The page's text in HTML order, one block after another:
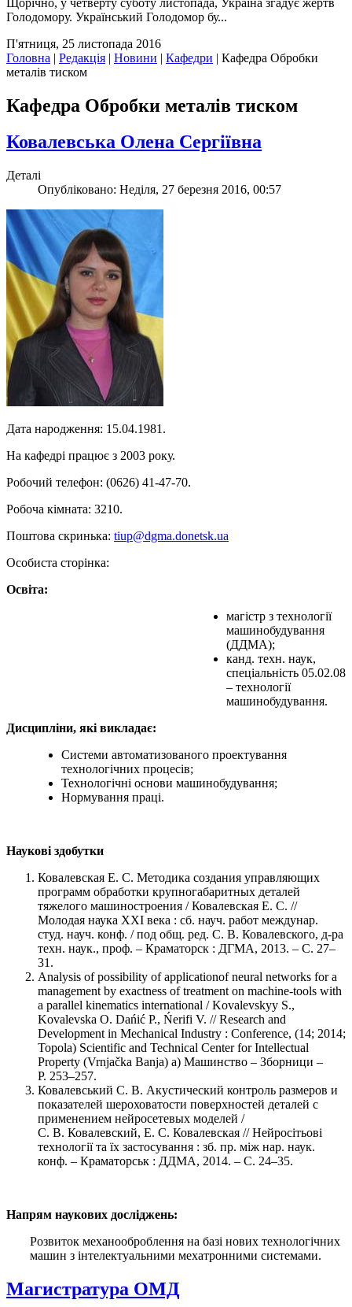
Голодомору. Український Голодомор бу...
П'ятниця, 25 листопада 2016
Головна | Редакція | Новини | Кафедри | Кафедра Обробки
металів тиском
Кафедра Обробки металів тиском
Ковалевська Олена Сергіївна
Деталі
Опубліковано: Неділя, 27 березня 2016, 00:57
Дата народження: 15.04.1981.
На кафедрі працює з 2003 року.
Робочий телефон: (0626) 41-47-70.
Робоча кімната: 3210.
Поштова скринька: tiup@dgma.donetsk.ua
Особиста сторінка:
Освіта:
магістр з технології
машинобудування
(ДДМА);
канд. техн. наук,
спеціальність 05.02.08
– технології
машинобудування.
Дисципліни, які викладає:
Системи автоматизованого проектування
технологічних процесів;
Технологічні основи машинобудування;
Нормування праці.
Наукові здобутки
Ковалевская Е. С. Методика создания управляющих
программ обработки крупногабаритных деталей
тяжелого машиностроения / Ковалевская Е. С. //
Молодая наука XXI века : сб. науч. работ междунар.
студ. науч. конф. / под общ. ред. С. В. Ковалевского, д-ра
техн. наук., проф. – Краматорск : ДГМА, 2013. – С. 27–
31.
Analysis of possibility of applicationof neural networks for a
management by exactness of treatment on machine-tools with
a parallel kinematics international / Kovalevskyy S.,
Kovalevska O. Dańić P., Ńerifi V. // Research and
Development in Mechanical Industry : Conference, (14; 2014;
Topola) Scientific and Technical Center for Intellectual
Property (Vrnjačka Banja) a) Машинство – Зборници –
Р. 253–257.
Ковалевський С. В. Акустический контроль размеров и
показателей шероховатости поверхностей деталей с
применением нейросетевых моделей /
С. В. Ковалевский, Е. С. Ковалевская // Нейросітьові
технології та їх застосування : зб. пр. між нар. наук.
конф. – Краматорськ : ДДМА, 2014. – С. 24–35.
Напрям наукових досліджень:
Розвиток механооброблення на базі нових технологічних
машин з інтелектуальними мехатронними системами.
Магистратура ОМД